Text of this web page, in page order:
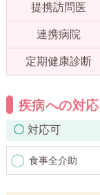
提携訪問医
連携病院
定期健康診断
疾病への対応
対応可
食事全介助